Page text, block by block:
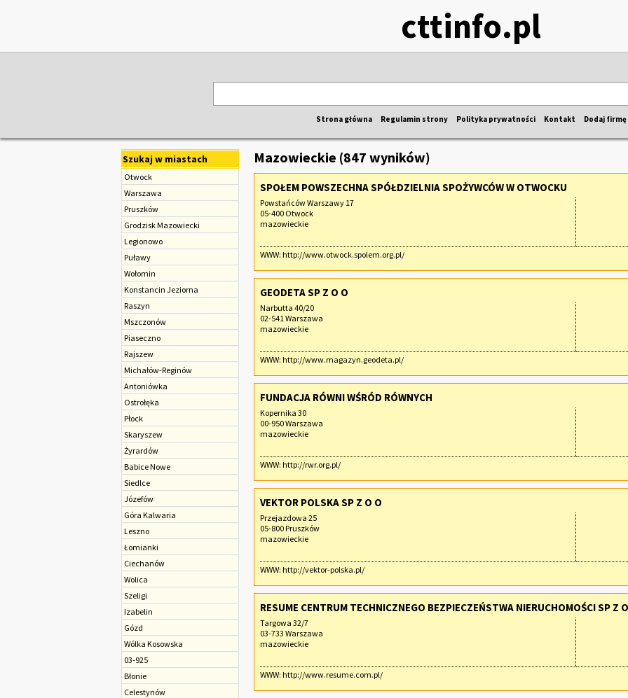
cttinfo.pl
Strona główna Regulamin strony Polityka prywatności Kontakt Dodaj firmę
Szukaj w miastach
Otwock
Warszawa
Pruszków
Grodzisk Mazowiecki
Legionowo
Puławy
Wołomin
Konstancin Jeziorna
Raszyn
Mszczonów
Piaseczno
Rajszew
Michałów-Reginów
Antoniówka
Ostrołęka
Płock
Skaryszew
Żyrardów
Babice Nowe
Siedlce
Józefów
Góra Kalwaria
Leszno
Łomianki
Ciechanów
Wolica
Szeligi
Izabelin
Gózd
Wólka Kosowska
03-925
Błonie
Celestynów
Mazowieckie (847 wyników)
SPOŁEM POWSZECHNA SPÓŁDZIELNIA SPOŻYWCÓW W OTWOCKU
Powstańców Warszawy 17
05-400 Otwock
mazowieckie
WWW: http://www.otwock.spolem.org.pl/
GEODETA SP Z O O
Narbutta 40/20
02-541 Warszawa
mazowieckie
WWW: http://www.magazyn.geodeta.pl/
FUNDACJA RÓWNI WŚRÓD RÓWNYCH
Kopernika 30
00-950 Warszawa
mazowieckie
WWW: http://rwr.org.pl/
VEKTOR POLSKA SP Z O O
Przejazdowa 25
05-800 Pruszków
mazowieckie
WWW: http://vektor-polska.pl/
RESUME CENTRUM TECHNICZNEGO BEZPIECZEŃSTWA NIERUCHOMOŚCI SP Z
Targowa 32/7
03-733 Warszawa
mazowieckie
WWW: http://www.resume.com.pl/